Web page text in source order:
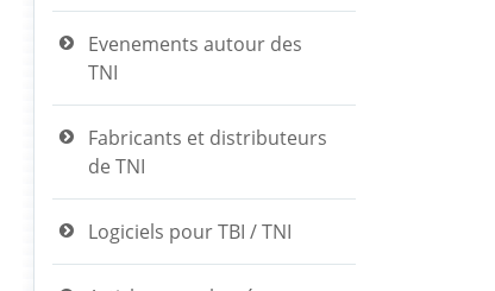
Evenements autour des
TNI
Fabricants et distributeurs
de TNI
Logiciels pour TBI / TNI